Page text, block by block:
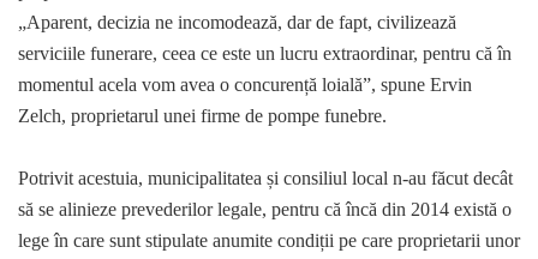
„Aparent, decizia ne incomodează, dar de fapt, civilizează
serviciile funerare, ceea ce este un lucru extraordinar, pentru că în
momentul acela vom avea o concurență loială”, spune Ervin
Zelch, proprietarul unei firme de pompe funebre.
Potrivit acestuia, municipalitatea și consiliul local n-au făcut decât
să se alinieze prevederilor legale, pentru că încă din 2014 există o
lege în care sunt stipulate anumite condiții pe care proprietarii unor